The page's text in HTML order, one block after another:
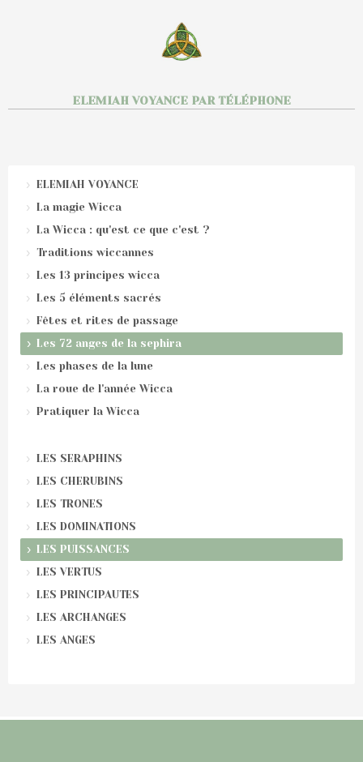
ELEMIAH VOYANCE PAR TÉLÉPHONE
ELEMIAH VOYANCE
La magie Wicca
La Wicca : qu'est ce que c'est ?
Traditions wiccannes
Les 13 principes wicca
Les 5 éléments sacrés
Fêtes et rites de passage
Les 72 anges de la sephira
Les phases de la lune
La roue de l'année Wicca
Pratiquer la Wicca
LES SERAPHINS
LES CHERUBINS
LES TRONES
LES DOMINATIONS
LES PUISSANCES
LES VERTUS
LES PRINCIPAUTES
LES ARCHANGES
LES ANGES